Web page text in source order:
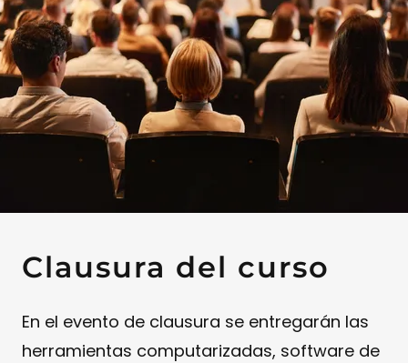
Clausura del curso
En el evento de clausura se entregarán las
herramientas computarizadas, software de